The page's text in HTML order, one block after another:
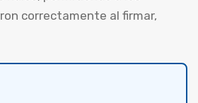
correctamente al firmar,